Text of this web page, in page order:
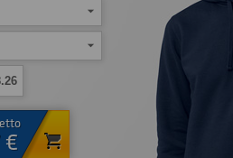
€